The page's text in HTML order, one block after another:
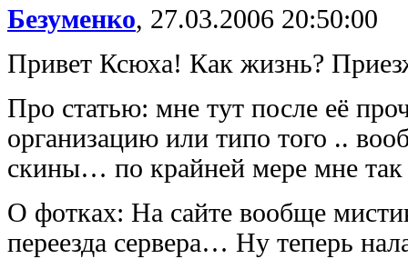
Безуменко, 27.03.2006 20:50:00
Привет Ксюха! Как жизнь?
Про статью: мне тут после её
организацию или типо того ..
скины… по крайней мере мне
О фотках: На сайте вообще
переезда сервера… Ну теперь